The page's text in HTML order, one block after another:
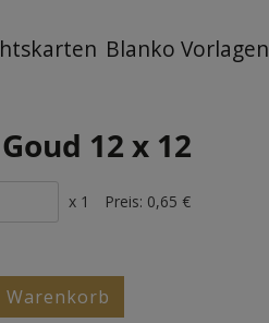
Blanko Vorlagen
12 x 12
x 1 Preis: 0,65 €
Warenkorb